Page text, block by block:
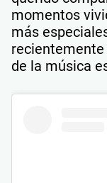
momentos
más
de la música